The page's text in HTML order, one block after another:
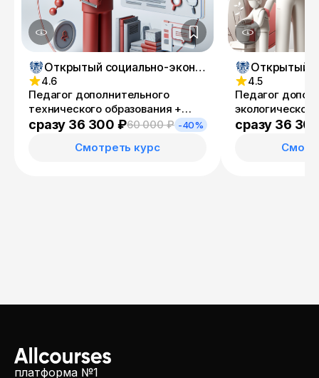
Открытый социально-экономический колледж
4.6
Педагог дополнительного
технического образования +
Специалист по
сразу 36 300 ₽60 000 ₽ -40%
Смотреть курс
4.5
Педагог
Учитель
сразу 36
платформа №1